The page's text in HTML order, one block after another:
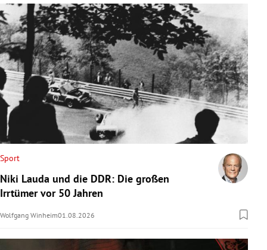
Sport
Niki Lauda und die DDR: Die großen
Irrtümer vor 50 Jahren
Wolfgang Winheim01.08.2026